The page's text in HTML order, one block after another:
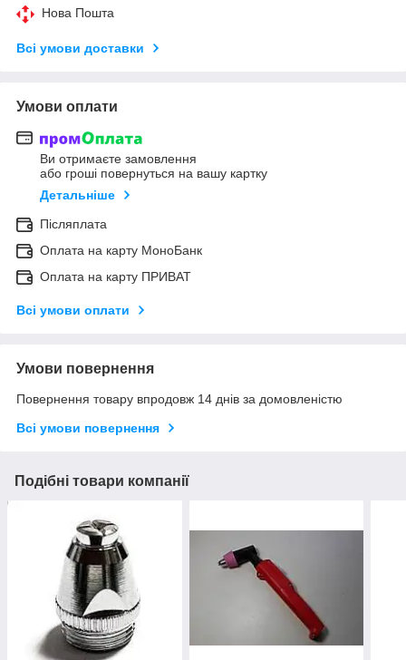
Нова Пошта
Всі умови доставки
Умови оплати
Ви отримаєте замовлення
або гроші повернуться на вашу картку
Детальніше
Післяплата
Оплата на карту МоноБанк
Оплата на карту ПРИВАТ
Всі умови оплати
Умови повернення
Повернення товару впродовж 14 днів за домовленістю
Всі умови повернення
Подібні товари компанії